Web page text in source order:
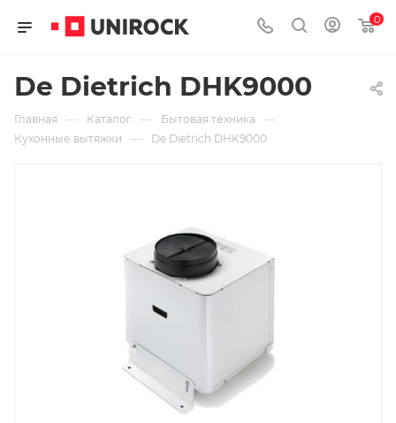
0
De Dietrich DHK9000
Главная — Каталог — Бытовая техника —
Кухонные вытяжки — De Dietrich DHK9000